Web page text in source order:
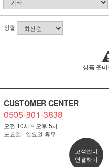
정렬
상품 준
CUSTOMER CENTER
0505-801-3838
오전 10시 ~ 오후 5시
토요일 · 일요일 휴무
고객센터
연결하기